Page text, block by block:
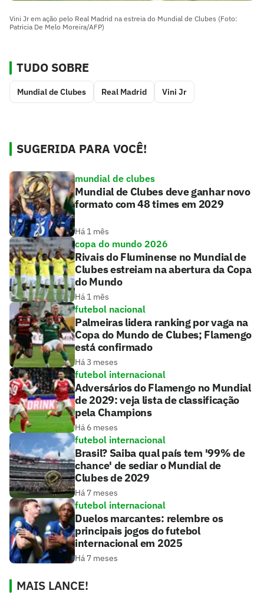
Vini Jr em ação pelo Real Madrid na estreia do Mundial de Clubes (Foto:
Patricia De Melo Moreira/AFP)
TUDO SOBRE
Mundial de Clubes Real Madrid Vini Jr
SUGERIDA PARA VOCÊ!
mundial de clubes
Mundial de Clubes deve ganhar novo
formato com 48 times em 2029
Há 1 mês
copa do mundo 2026
Rivais do Fluminense no Mundial de
Clubes estreiam na abertura da Copa
do Mundo
Há 1 mês
futebol nacional
Palmeiras lidera ranking por vaga na
Copa do Mundo de Clubes; Flamengo
está confirmado
Há 3 meses
futebol internacional
Adversários do Flamengo no Mundial
de 2029: veja lista de classificação
pela Champions
Há 6 meses
futebol internacional
Brasil? Saiba qual país tem '99% de
chance' de sediar o Mundial de
Clubes de 2029
Há 7 meses
futebol internacional
Duelos marcantes: relembre os
principais jogos do futebol
internacional em 2025
Há 7 meses
MAIS LANCE!